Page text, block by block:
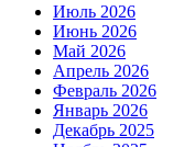
Июль 2026
Июнь 2026
Май 2026
Апрель 2026
Февраль 2026
Январь 2026
Декабрь 2025